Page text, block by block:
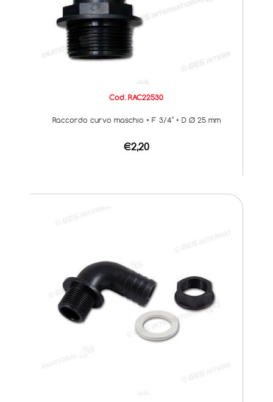
Cod. RAC22530
Raccordo curvo maschio • F 3/4" • D Ø 25 mm
€2,20